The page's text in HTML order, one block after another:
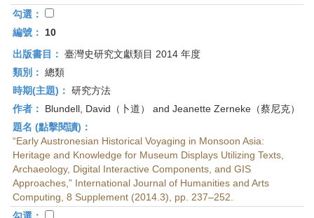
勾選：
編號：
10
出版書目： 臺灣史研究文獻類目 2014 年度
類別： 總類
時期(主題)： 研究方法
作者：
Blundell, David（卜道） and Jeanette Zerneke（蔡尼克）
題名 (點擊閱讀)：
“Early Austronesian Historical Voyaging in Monsoon Asia:
Heritage and Knowledge for Museum Displays Utilizing Texts,
Archaeology, Digital Interactive Components, and GIS
Approaches,” International Journal of Humanities and Arts
Computing, 8 Supplement (2014.3), pp. 237–252.